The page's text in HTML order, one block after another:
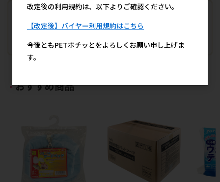
おすすめ商品
改定後の利用規約は、以下よりご確認ください。
【改定後】バイヤー利用規約はこちら
今後ともPETポチッとをよろしくお願い申し上げま
す。